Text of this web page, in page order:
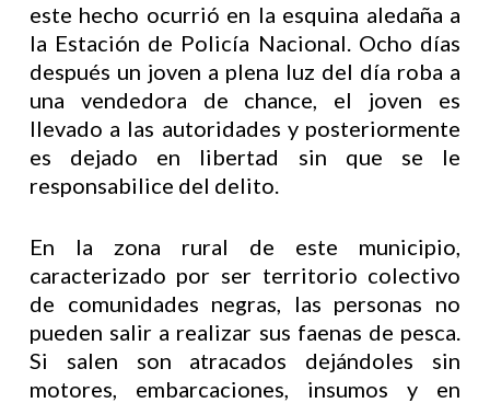
este hecho ocurrió en la esquina aledaña a
la Estación de Policía Nacional. Ocho días
después un joven a plena luz del día roba a
una vendedora de chance, el joven es
llevado a las autoridades y posteriormente
es dejado en libertad sin que se le
responsabilice del delito.
En la zona rural de este municipio,
caracterizado por ser territorio colectivo
de comunidades negras, las personas no
pueden salir a realizar sus faenas de pesca.
Si salen son atracados dejándoles sin
motores, embarcaciones, insumos y en